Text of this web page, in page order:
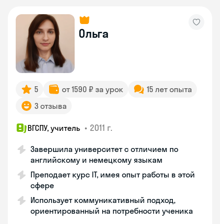
Ольга
5 от 1590 ₽ за урок
15 лет опыта
3 отзыва
ВГСПУ, учитель • 2011 г.
Завершила университет с отличием по
английскому и немецкому языкам
Преподает курс IT, имея опыт работы в этой
сфере
Использует коммуникативный подход,
ориентированный на потребности ученика